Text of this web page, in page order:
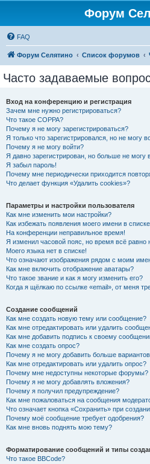
Форум
FAQ
Форум Селятино Список форумов
Часто задаваемые
Вход на конференцию и регистрация
Зачем мне нужно регистрироваться?
Что такое COPPA?
Почему я не могу зарегистрироваться?
Я только что зарегистрировался, но не могу
Почему я не могу войти?
Я давно зарегистрирован, но больше не могу
Я забыл пароль!
Почему мне периодически приходится
Что делает функция «Удалить cookies»?
Параметры и настройки пользователя
Как мне изменить мои настройки?
Как избежать появления моего имени в
На конференции неправильное время!
Я изменил часовой пояс, но время всё равно
Моего языка нет в списке!
Что означают изображения рядом с моим
Как мне включить отображение аватары?
Что такое звание и как я могу изменить его?
Когда я щёлкаю по ссылке «email», от меня
Создание сообщений
Как мне создать новую тему или сообщение?
Как мне отредактировать или удалить
Как мне добавить подпись к своему
Как мне создать опрос?
Почему я не могу добавить больше
Как мне отредактировать или удалить опрос?
Почему мне недоступны некоторые форумы?
Почему я не могу добавлять вложения?
Почему я получил предупреждение?
Как мне пожаловаться на сообщения
Что означает кнопка «Сохранить» при
Почему моё сообщение требует одобрения?
Как мне вновь поднять мою тему?
Форматирование сообщений и типы
Что такое BBCode?